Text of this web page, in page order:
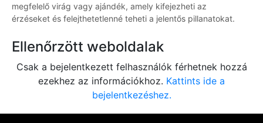
megfelelő virág vagy ajándék, amely kifejezheti az
érzéseket és felejthetetlenné teheti a jelentős pillanatokat.
Ellenőrzött weboldalak
Csak a bejelentkezett felhasználók férhetnek hozzá
ezekhez az információkhoz. Kattints ide a
bejelentkezéshez.